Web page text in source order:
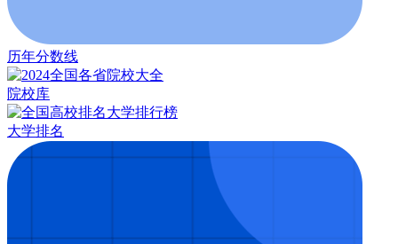
历年分数线
院校库
大学排名